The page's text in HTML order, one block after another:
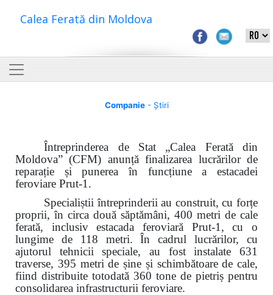
Calea Ferată din Moldova
Companie- Știri
Întreprinderea de Stat „Calea Ferată din
Moldova” (CFM) anunță finalizarea lucrărilor de
reparație șipunerea în funcțiune aestacadei
feroviare Prut-1.
Specialiștii întreprinderii au construit, cu forțe
proprii, în circa două săptămâni, 400 metri de cale
ferată, inclusiv estacada feroviară Prut-1, cu o
lungime de 118 metri. În cadrul lucrărilor, cu
ajutorul tehnicii speciale, au fost instalate 631
traverse, 395 metri de șine și schimbătoare de cale,
fiind distribuite totodată 360 tone de pietriș pentru
consolidarea infrastructurii feroviare.